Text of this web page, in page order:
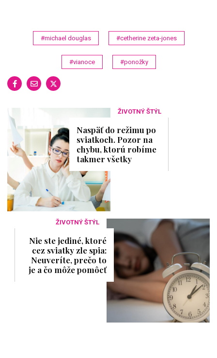
#michael douglas #cetherine zeta-jones
#vianoce #ponožky
ŽIVOTNÝ ŠTÝL
Naspäť do režimu po
sviatkoch. Pozor na
chybu, ktorú robíme
takmer všetky
ŽIVOTNÝ ŠTÝL
Nie ste jediné, ktoré
cez sviatky zle spia:
Neuveríte, prečo to
je a čo môže pomôcť